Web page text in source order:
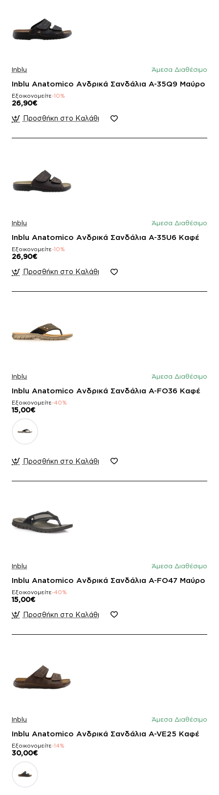
Inblu Άμεσα Διαθέσιμο
Inblu Anatomico Ανδρικά Σανδάλια A-35Q9 Μαύρο
Εξοικονομείτε-10%
26,90€
Προσθήκη στο Καλάθι
Inblu Άμεσα Διαθέσιμο
Inblu Anatomico Ανδρικά Σανδάλια A-35U6 Καφέ
Εξοικονομείτε-10%
26,90€
Προσθήκη στο Καλάθι
Inblu Άμεσα Διαθέσιμο
Inblu Anatomico Ανδρικά Σανδάλια A-FO36 Καφέ
Εξοικονομείτε-40%
15,00€
Προσθήκη στο Καλάθι
Inblu Άμεσα Διαθέσιμο
Inblu Anatomico Ανδρικά Σανδάλια A-FO47 Μαύρο
Εξοικονομείτε-40%
15,00€
Προσθήκη στο Καλάθι
Inblu Άμεσα Διαθέσιμο
Inblu Anatomico Ανδρικά Σανδάλια A-VE25 Καφέ
Εξοικονομείτε-14%
30,00€